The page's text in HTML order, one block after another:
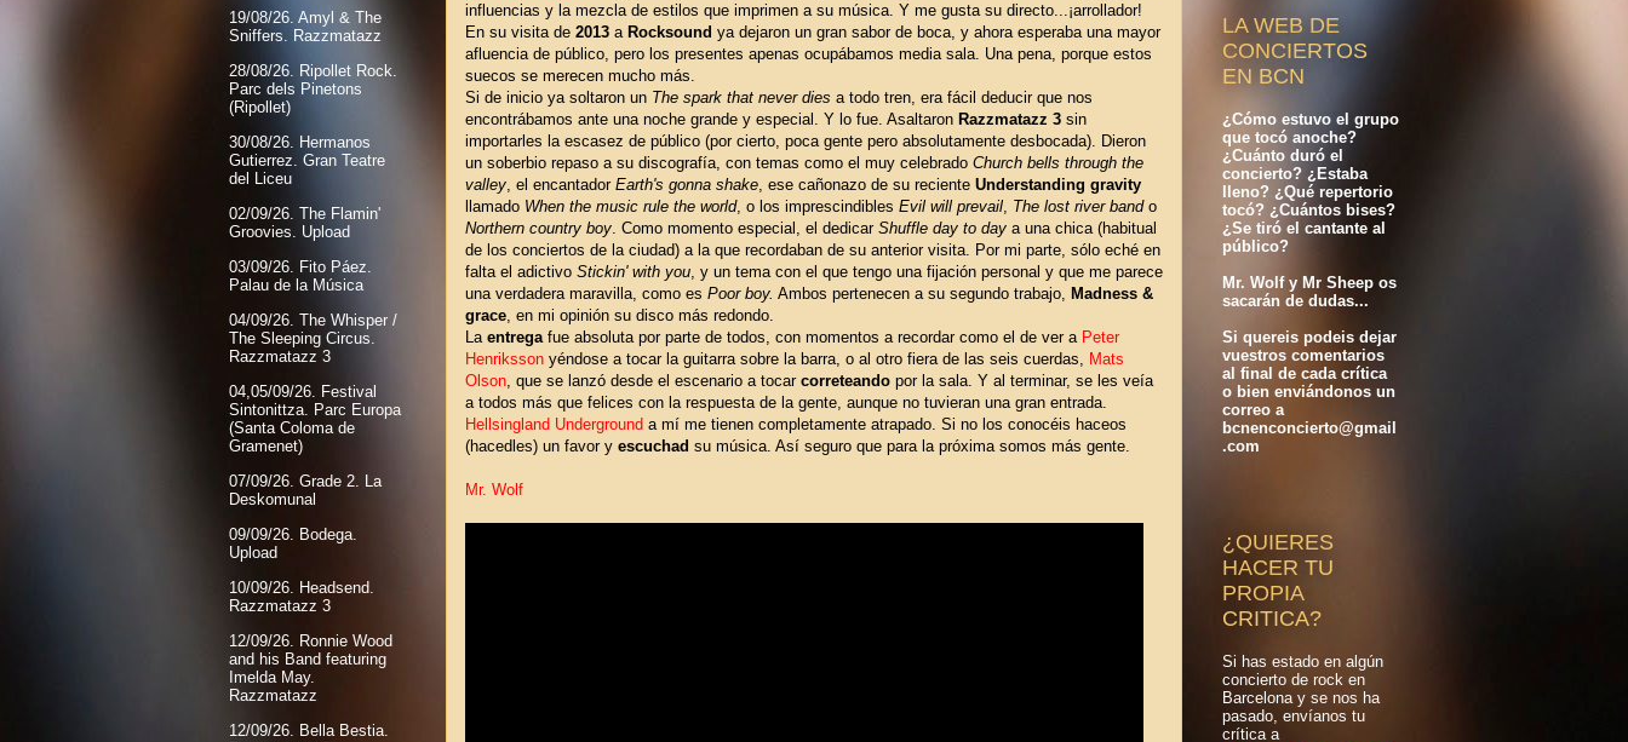
influencias y la mezcla de estilos que imprimen a su música. Y me gusta su directo...¡arrollador!
En su visita de 2013 a Rocksound ya dejaron un gran sabor de boca, y ahora esperaba una mayor
afluencia de público, pero los presentes apenas ocupábamos media sala. Una pena, porque estos
suecos se merecen mucho más.
Si de inicio ya soltaron un The spark that never dies a todo tren, era fácil deducir que nos
encontrábamos ante una noche grande y especial. Y lo fue. Asaltaron Razzmatazz 3 sin
importarles la escasez de público (por cierto, poca gente pero absolutamente desbocada). Dieron
un soberbio repaso a su discografía, con temas como el muy celebrado Church bells through the
valley, el encantador Earth's gonna shake, ese cañonazo de su reciente Understanding gravity
llamado When the music rule the world, o los imprescindibles Evil will prevail, The lost river bando
Northern country boy. Como momento especial, el dedicar Shuffle day to day a una chica (habitual
de los conciertos de la ciudad) a la que recordaban de su anterior visita. Por mi parte, sólo eché en
falta el adictivo Stickin' with you, y un tema con el que tengo una fijación personal y que me parece
una verdadera maravilla, como es Poor boy. Ambos pertenecen a su segundo trabajo, Madness &
grace, en mi opinión su disco más redondo.
La entregafue absoluta por parte de todos, con momentos a recordar como el de ver a Peter
Henriksson yéndose a tocar la guitarra sobre la barra, o al otro fiera de las seis cuerdas, Mats
Olson, que se lanzó desde el escenario a tocar correteando por la sala. Y al terminar, se les veía
a todos más que felices con la respuesta de la gente, aunque no tuvieran una gran entrada.
Hellsingland Underground a mí me tienen completamente atrapado. Si no los conocéis haceos
(hacedles) un favor y escuchad su música. Así seguro que para la próxima somos más gente.
Mr. Wolf
19/08/26. Amyl & The
Sniffers. Razzmatazz
28/08/26. Ripollet Rock.
Parc dels Pinetons
(Ripollet)
30/08/26. Hermanos
Gutierrez. Gran Teatre
del Liceu
02/09/26. The Flamin'
Groovies. Upload
03/09/26. Fito Páez.
Palau de la Música
04/09/26. The Whisper /
The Sleeping Circus.
Razzmatazz 3
04,05/09/26. Festival
Sintonittza. Parc Europa
(Santa Coloma de
Gramenet)
07/09/26. Grade 2. La
Deskomunal
09/09/26. Bodega.
Upload
10/09/26. Headsend.
Razzmatazz 3
12/09/26. Ronnie Wood
and his Band featuring
Imelda May.
Razzmatazz
12/09/26. Bella Bestia.
LA WEB DE
CONCIERTOS
EN BCN
¿Cómo estuvo el grupo
que tocó anoche?
¿Cuánto duró el
concierto? ¿Estaba
lleno? ¿Qué repertorio
tocó? ¿Cuántos bises?
¿Se tiró el cantante al
público?
Mr. Wolf y Mr Sheep os
sacarán de dudas...
Si quereis podeis dejar
vuestros comentarios
al final de cada crítica
o bien enviándonos un
correo a
bcnenconcierto@gmail
.com
¿QUIERES
HACER TU
PROPIA
CRITICA?
Si has estado en algún
concierto de rock en
Barcelona y se nos ha
pasado, envíanos tu
crítica a